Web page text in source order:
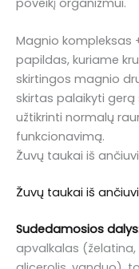
poveikį organizmui.
Magnio kompleksas
papildas, kuriame
skirtingos magnio
skirtas palaikyti
užtikrinti normalų
funkcionavimą.
Žuvų taukai iš
Žuvų taukai iš
Sudedamosios
apvalkalas